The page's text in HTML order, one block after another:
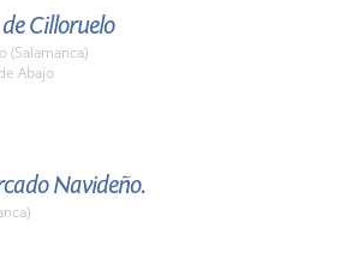
Cilloruelo
(Salamanca)
Abajo
Navideño.